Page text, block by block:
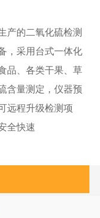
产的二氧化硫检测
，采用台式一体化
品、各类干果、草
含量测定，仪器预
远程升级检测项
全快速